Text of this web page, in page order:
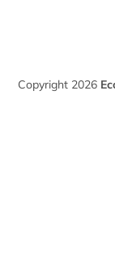
Copyright 2026